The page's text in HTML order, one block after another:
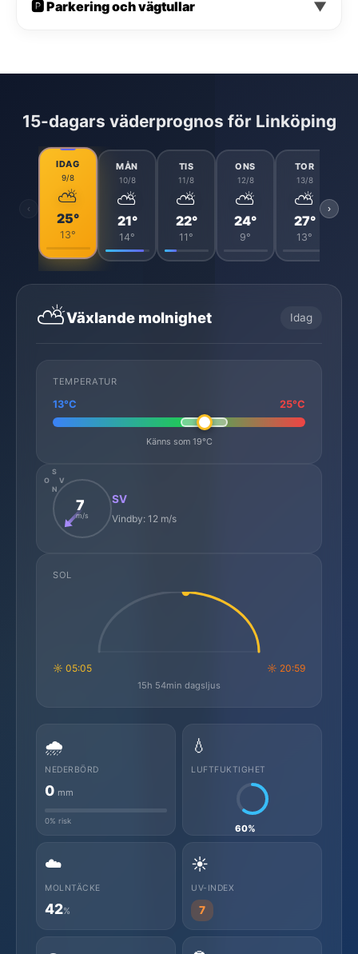
🅿️ Parkering och vägtullar ▼
15-dagars väderprognos för Linköping
‹
IDAG
9/8
⛅
25°
13°
MÅN
10/8
⛅
21°
14°
TIS
11/8
⛅
22°
11°
ONS
12/8
⛅
24°
9°
TOR
13/8
⛅
27°
13°
›
⛅Växlande molnighet Idag
TEMPERATUR
13°C 25°C
Känns som 19°C
N
S
O
V
7
m/s
SV
Vindby: 12 m/s
SOL
☼ 05:05 ☼ 20:59
15h 54min dagsljus
🌧️
NEDERBÖRD
0 mm
0% risk
💧
LUFTFUKTIGHET
60%
☁️
MOLNTÄCKE
42%
☀️
UV-INDEX
7